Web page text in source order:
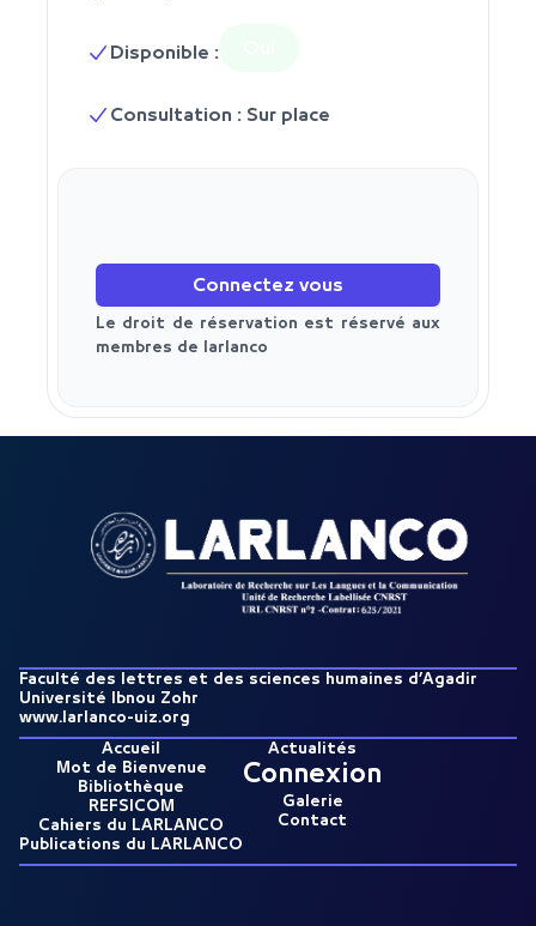
Disponible :
Consultation : Sur place
Connectez vous
Le droit de réservation est réservé aux
membres de larlanco
Faculté des lettres et des sciences humaines d’Agadir
Université Ibnou Zohr
www.larlanco-uiz.org
Accueil
Mot de Bienvenue
Bibliothèque
REFSICOM
Cahiers du LARLANCO
Publications du LARLANCO
Actualités
Connexion
Galerie
Contact